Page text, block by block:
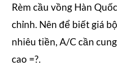
Rèm cầu vồng Hàn
chỉnh. Nên để biết giá
nhiêu tiền, A/C cần
cao =?.